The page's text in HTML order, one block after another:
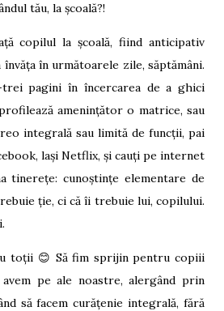
tău, la școală?!
copilul la școală, fiind anticipativ
în următoarele zile, săptămâni.
trei pagini în încercarea de a ghici
amenințător o matrice, sau
integrală sau limită de funcții, pai
lași Netflix, și cauți pe internet
tinerețe: cunoștințe elementare de
ție, ci că îi trebuie lui, copilului.
toții 😊 Să fim sprijin pentru copiii
pe ale noastre, alergând prin
să facem curățenie integrală, fără